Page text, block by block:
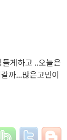
게하고 ..오늘은
까...많은고민이